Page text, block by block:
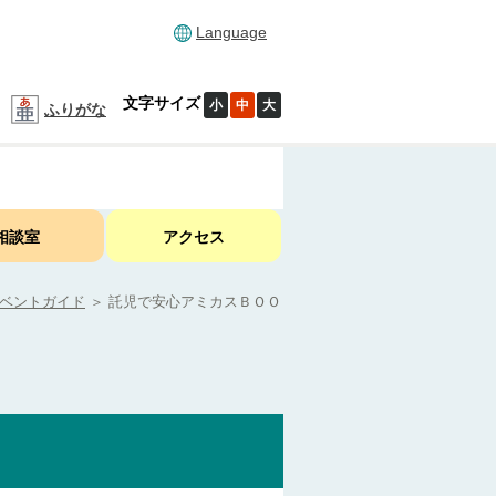
Language
ふりがな 文字サイズ 小 中 大
談室 アクセス
ントガイド ＞ 託児で安心アミカスＢＯＯ